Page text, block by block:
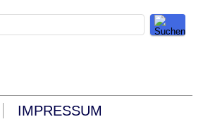
IMPRESSUM